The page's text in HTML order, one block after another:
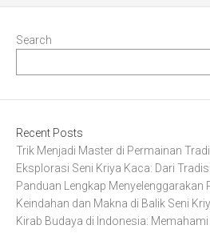
Search
Recent Posts
Trik Menjadi Master di Permainan
Eksplorasi Seni Kriya Kaca: Dari
Panduan Lengkap Menyelenggarakan
Keindahan dan Makna di Balik Seni
Kirab Budaya di Indonesia: